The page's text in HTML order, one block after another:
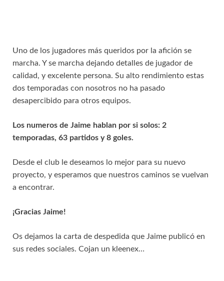
Uno de los jugadores más queridos por la afición se
marcha. Y se marcha dejando detalles de jugador de
calidad, y excelente persona. Su alto rendimiento estas
dos temporadas con nosotros no ha pasado
desapercibido para otros equipos.
Los numeros de Jaime hablan por si solos: 2
temporadas, 63 partidos y 8 goles.
Desde el club le deseamos lo mejor para su nuevo
proyecto, y esperamos que nuestros caminos se vuelvan
a encontrar.
¡Gracias Jaime!
Os dejamos la carta de despedida que Jaime publicó en
sus redes sociales. Cojan un kleenex…